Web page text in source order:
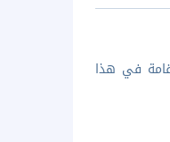
الإقامة في هذا